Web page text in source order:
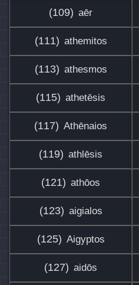
(109) aēr
(111) athemitos
(113) athesmos
(115) athetēsis
(117) Athēnaios
(119) athlēsis
(121) athōos
(123) aigialos
(125) Aigyptos
(127) aidōs